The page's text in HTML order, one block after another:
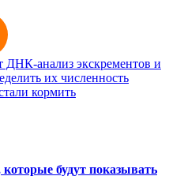
ДНК-анализ экскрементов и
их численность
кормить
будут показывать